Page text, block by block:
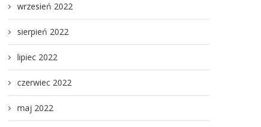
wrzesień 2022
sierpień 2022
lipiec 2022
czerwiec 2022
maj 2022